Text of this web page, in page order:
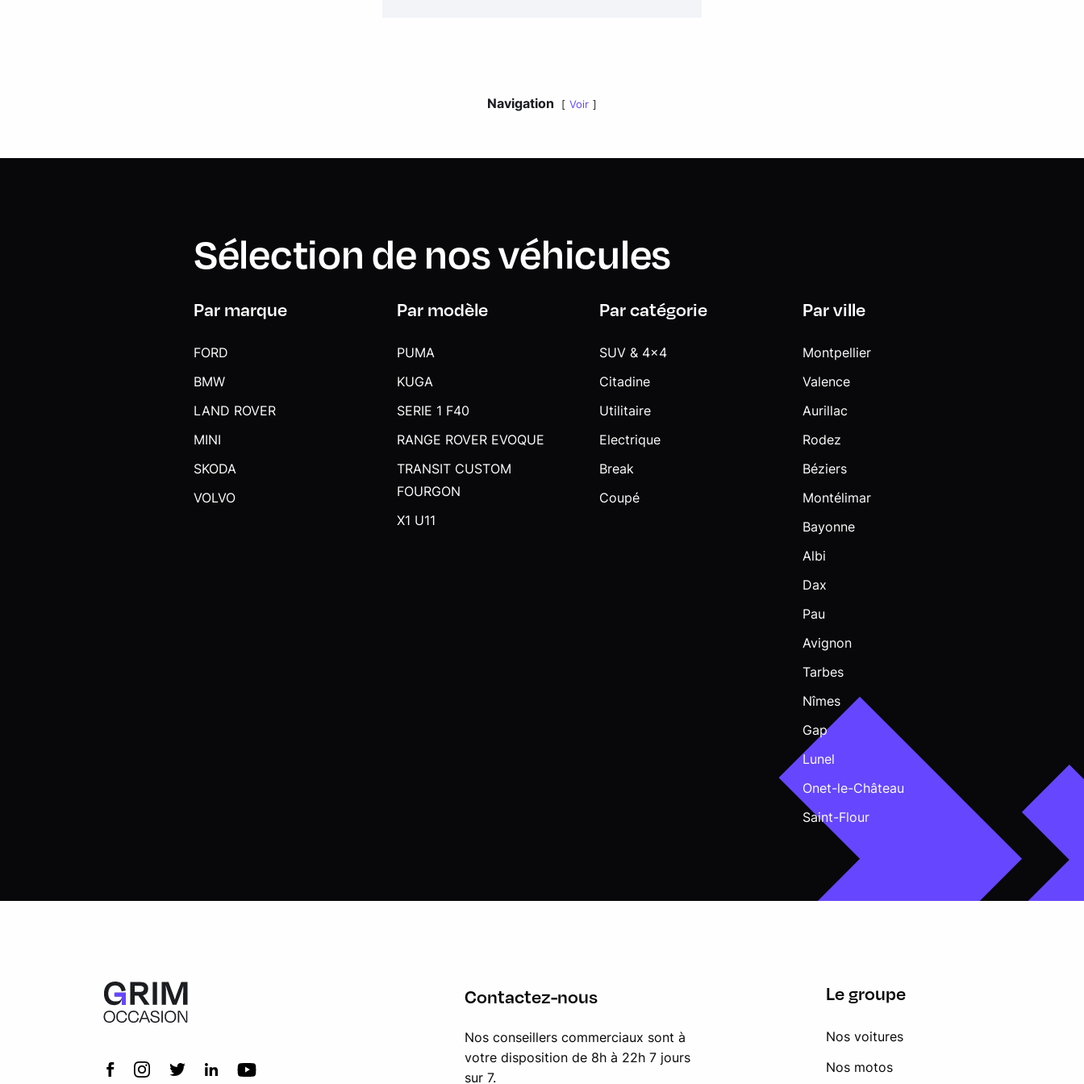
Navigation Voir
Sélection de nos véhicules
Par marque
FORD
BMW
LAND ROVER
MINI
SKODA
VOLVO
Par modèle
PUMA
KUGA
SERIE 1 F40
RANGE ROVER EVOQUE
TRANSIT CUSTOM
FOURGON
X1 U11
Par catégorie
SUV & 4x4
Citadine
Utilitaire
Electrique
Break
Coupé
Par ville
Montpellier
Valence
Aurillac
Rodez
Béziers
Montélimar
Bayonne
Albi
Dax
Pau
Avignon
Tarbes
Nîmes
Gap
Lunel
Onet-le-Château
Saint-Flour
Contactez-nous
Nos conseillers commerciaux sont à
votre disposition de 8h à 22h 7 jours
sur 7.
Le groupe
Nos voitures
Nos motos